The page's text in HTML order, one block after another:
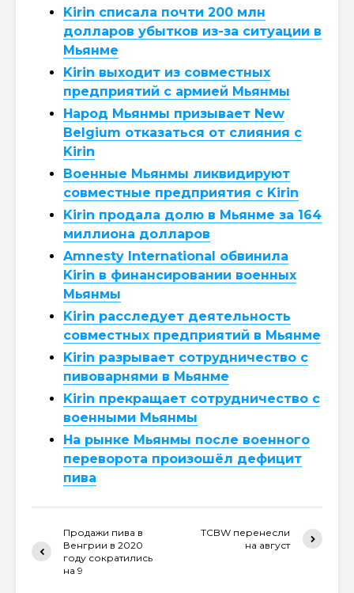
Kirin списала почти 200 млн
долларов убытков из-за ситуации в
Мьянме
Kirin выходит из совместных
предприятий с армией Мьянмы
Народ Мьянмы призывает New
Belgium отказаться от слияния с
Kirin
Военные Мьянмы ликвидируют
совместные предприятия с Kirin
Kirin продала долю в Мьянме за 164
миллиона долларов
Amnesty International обвинила
Kirin в финансировании военных
Мьянмы
Kirin расследует деятельность
совместных предприятий в Мьянме
Kirin разрывает сотрудничество с
пивоварнями в Мьянме
Kirin прекращает сотрудничество с
военными Мьянмы
На рынке Мьянмы после военного
переворота произошёл дефицит
пива
Продажи пива в
Венгрии в 2020
году сократились
на 9
TCBW перенесли
на август